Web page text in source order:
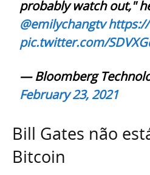
probably watch out,"
@emilychangtv
pic.twitter.com/
— Bloomberg
February 23, 2021
Bill Gates não
Bitcoin